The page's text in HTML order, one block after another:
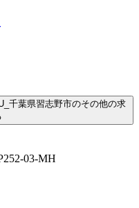
千葉県習志野市のその他の求
03-MH